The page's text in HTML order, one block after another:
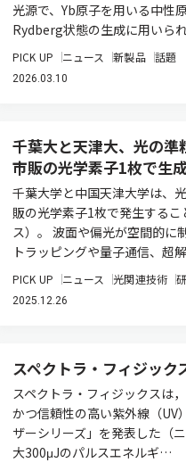
光源で、Yb原子を用いる中性
Rydberg状態の生成に用いら
PICK UP ニュース 新製品 話題
2026.03.10
千葉大と天津大、光の
市販の光学素子1枚で生
千葉大学と中国天津大学は、
販の光学素子1枚で発生する
ス）。 波面や偏光が空間的に
トラッピングや量子通信、超
PICK UP ニュース 光関連技術
2025.12.26
スペクトラ・フィジック
スペクトラ・フィジックスは
かつ信頼性の高い紫外線（UV
ザーシリーズ」を発表した（
大300μJのパルスエネルギ…